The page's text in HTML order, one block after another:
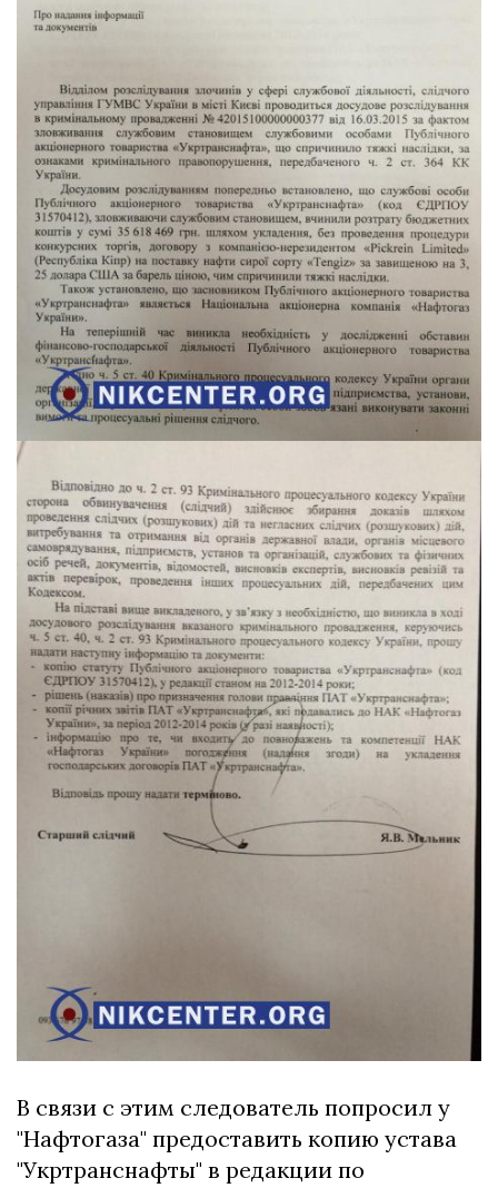
В связи с этим следователь попросил у
"Нафтогаза" предоставить копию устава
"Укртранснафты" в редакции по